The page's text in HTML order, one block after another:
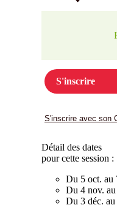
S'inscrire
S'inscrire avec son
Détail des dates
pour cette session :
Du 5 oct. au
Du 4 nov.
Du 3 déc.